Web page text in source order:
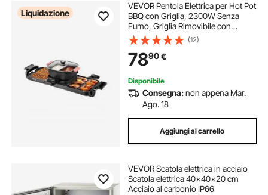
Liquidazione
VEVOR Pentola Elettrica per Hot Pot
BBQ con Griglia, 2300W Senza
Fumo, Griglia Rimovibile con
Separato Doppio Controllo della
Temperatura, Padella Antiaderente,
per Cena in Famiglia Festa
(12)
7890€
Disponibile
Consegna:non appena Mar.
Ago. 18
Aggiungi al carrello
VEVOR Scatola elettrica in acciaio
Scatola elettrica 40x40x20 cm
Acciaio al carbonio IP66